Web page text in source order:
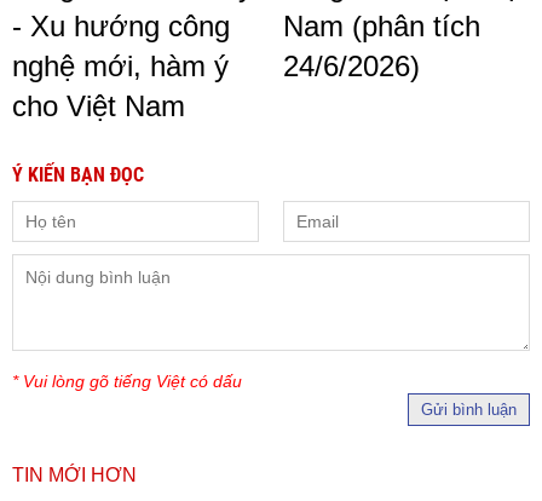
- Xu hướng công
nghệ mới, hàm ý
cho Việt Nam
Nam (phân tích
24/6/2026)
Ý KIẾN BẠN ĐỌC
* Vui lòng gõ tiếng Việt có dấu
Gửi bình luận
TIN MỚI HƠN